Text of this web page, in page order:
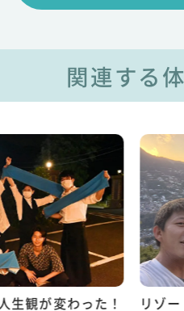
関連する
！
リゾートバイトは、人